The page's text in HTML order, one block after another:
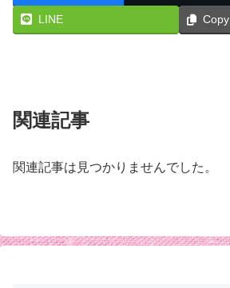
LINE Copy
関連記事
関連記事は見つかりませんでした。